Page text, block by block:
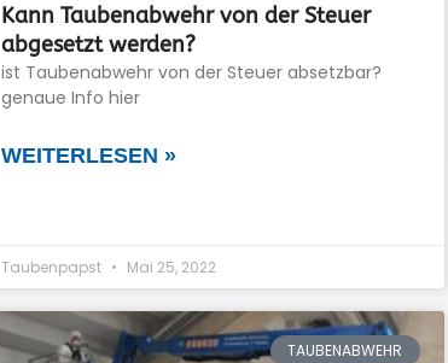
Kann Taubenabwehr von der Steuer
abgesetzt werden?
ist Taubenabwehr von der Steuer absetzbar?
genaue Info hier
WEITERLESEN »
Taubenpapst Mai 25, 2022
TAUBENABWEHR